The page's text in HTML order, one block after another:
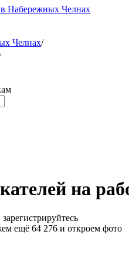
Набережных Челнах
Челнах/
на
ещё 64 276 и откроем фото